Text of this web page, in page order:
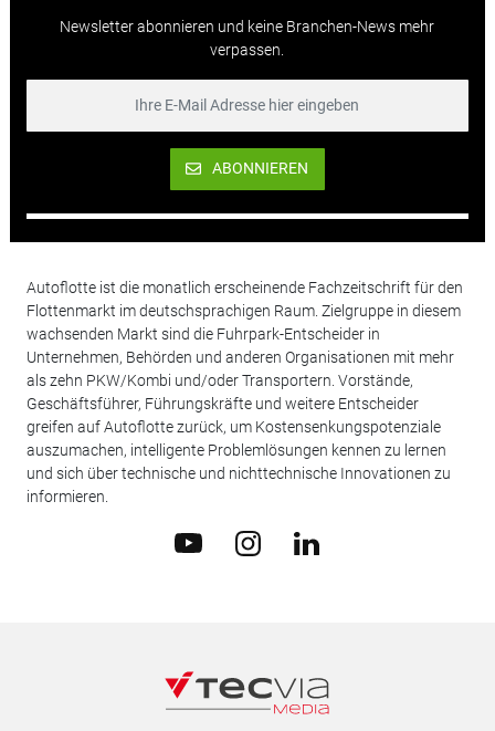
Newsletter abonnieren und keine Branchen-News mehr
verpassen.
ABONNIEREN
Autoflotte ist die monatlich erscheinende Fachzeitschrift für den
Flottenmarkt im deutschsprachigen Raum. Zielgruppe in diesem
wachsenden Markt sind die Fuhrpark-Entscheider in
Unternehmen, Behörden und anderen Organisationen mit mehr
als zehn PKW/Kombi und/oder Transportern. Vorstände,
Geschäftsführer, Führungskräfte und weitere Entscheider
greifen auf Autoflotte zurück, um Kostensenkungspotenziale
auszumachen, intelligente Problemlösungen kennen zu lernen
und sich über technische und nichttechnische Innovationen zu
informieren.